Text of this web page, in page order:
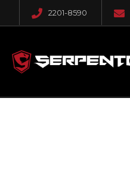
2201-8590